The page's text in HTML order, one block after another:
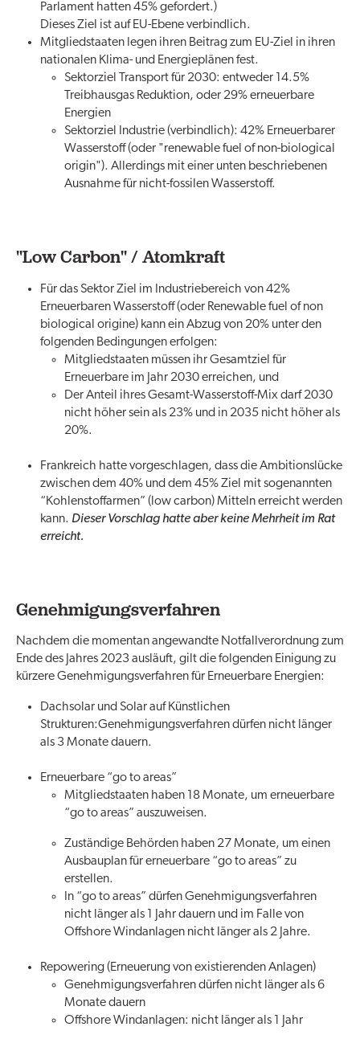
Parlament hatten 45% gefordert.)
Dieses Ziel ist auf EU-Ebene verbindlich.
Mitgliedstaaten legen ihren Beitrag zum EU-Ziel in ihren
nationalen Klima- und Energieplänen fest.
Sektorziel Transport für 2030: entweder 14.5%
Treibhausgas Reduktion, oder 29% erneuerbare
Energien
Sektorziel Industrie (verbindlich): 42% Erneuerbarer
Wasserstoff (oder "renewable fuel of non-biological
origin"). Allerdings mit einer unten beschriebenen
Ausnahme für nicht-fossilen Wasserstoff.
"Low Carbon" / Atomkraft
Für das Sektor Ziel im Industriebereich von 42%
Erneuerbaren Wasserstoff (oder Renewable fuel of non
biological origine) kann ein Abzug von 20% unter den
folgenden Bedingungen erfolgen:
Mitgliedstaaten müssen ihr Gesamtziel für
Erneuerbare im Jahr 2030 erreichen, und
Der Anteil ihres Gesamt-Wasserstoff-Mix darf 2030
nicht höher sein als 23% und in 2035 nicht höher als
20%.
Frankreich hatte vorgeschlagen, dass die Ambitionslücke
zwischen dem 40% und dem 45% Ziel mit sogenannten
“Kohlenstoffarmen” (low carbon) Mitteln erreicht werden
kann. Dieser Vorschlag hatte aber keine Mehrheit im Rat
erreicht.
Genehmigungsverfahren
Nachdem die momentan angewandte Notfallverordnung zum
Ende des Jahres 2023 ausläuft, gilt die folgenden Einigung zu
kürzere Genehmigungsverfahren für Erneuerbare Energien:
Dachsolar und Solar auf Künstlichen
Strukturen:Genehmigungsverfahren dürfen nicht länger
als 3 Monate dauern.
Erneuerbare “go to areas”
Mitgliedstaaten haben 18 Monate, um erneuerbare
“go to areas” auszuweisen.
Zuständige Behörden haben 27 Monate, um einen
Ausbauplan für erneuerbare “go to areas” zu
erstellen.
In “go to areas” dürfen Genehmigungsverfahren
nicht länger als 1 Jahr dauern und im Falle von
Offshore Windanlagen nicht länger als 2 Jahre.
Repowering (Erneuerung von existierenden Anlagen)
Genehmigungsverfahren dürfen nicht länger als 6
Monate dauern
Offshore Windanlagen: nicht länger als 1 Jahr